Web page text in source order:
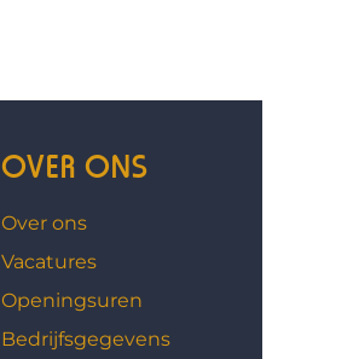
OVER ONS
Over ons
Vacatures
Openingsuren
Bedrijfsgegevens